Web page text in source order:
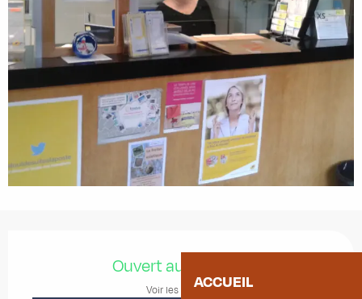
ACCUEIL
Ouvert aujourd'hui
Voir les horaires